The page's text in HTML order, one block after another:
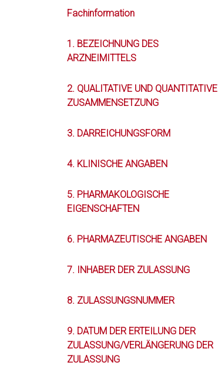
Fachinformation
1. BEZEICHNUNG DES
ARZNEIMITTELS
2. QUALITATIVE UND QUANTITATIVE
ZUSAMMENSETZUNG
3. DARREICHUNGSFORM
4. KLINISCHE ANGABEN
5. PHARMAKOLOGISCHE
EIGENSCHAFTEN
6. PHARMAZEUTISCHE ANGABEN
7. INHABER DER ZULASSUNG
8. ZULASSUNGSNUMMER
9. DATUM DER ERTEILUNG DER
ZULASSUNG/VERLÄNGERUNG DER
ZULASSUNG